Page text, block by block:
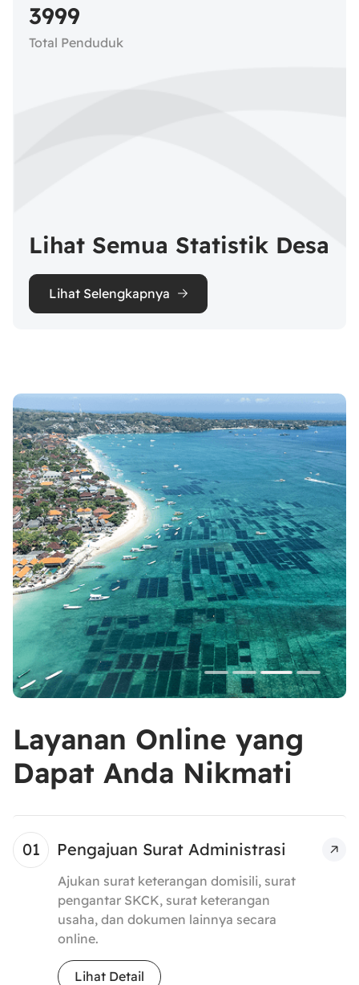
3999
Total Penduduk
Lihat Semua Statistik Desa
Lihat Selengkapnya
Layanan Online yang
Dapat Anda Nikmati
Pengajuan Surat Administrasi
Ajukan surat keterangan domisili, surat
pengantar SKCK, surat keterangan
usaha, dan dokumen lainnya secara
online.
Lihat Detail